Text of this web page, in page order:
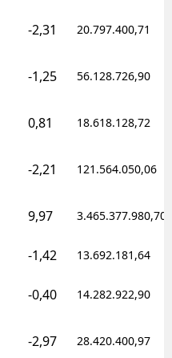
-2,31 20.797.400,71
-1,25 56.128.726,90
0,81 18.618.128,72
-2,21 121.564.050,06
9,97 3.465.377.980,70
-1,42 13.692.181,64
-0,40 14.282.922,90
-2,97 28.420.400,97